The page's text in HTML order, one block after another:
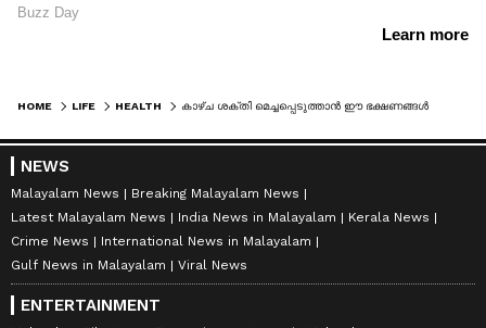
HOME LIFE HEALTH
NEWS
Malayalam News
Breaking Malayalam News
Latest Malayalam News
India News in Malayalam
Kerala News
Crime News
International News in Malayalam
Gulf News in Malayalam
Viral News
ENTERTAINMENT